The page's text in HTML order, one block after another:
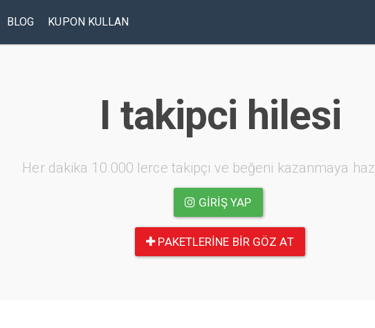
BLOG KUPON KULLAN
I takipci hilesi
Her dakika 10.000 lerce takipçi ve beğeni kazanmaya
GIRIŞ YAP
PAKETLERINE BIR GÖZ AT